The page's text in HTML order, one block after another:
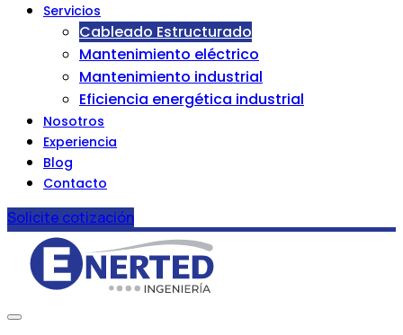
Servicios
Cableado Estructurado
Mantenimiento eléctrico
Mantenimiento industrial
Eficiencia energética industrial
Nosotros
Experiencia
Blog
Contacto
Solicite cotización